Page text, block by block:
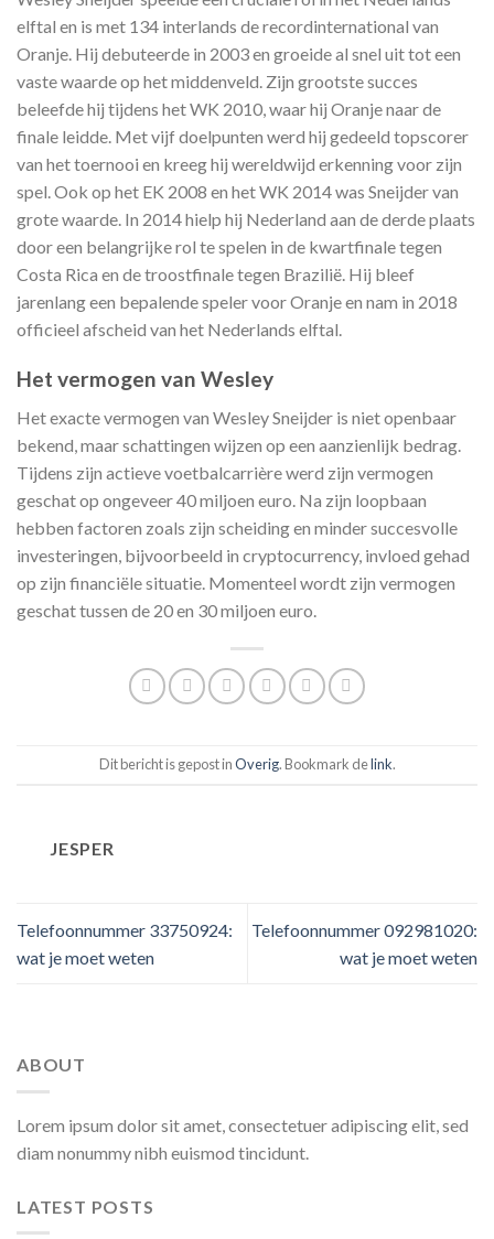
elftal en is met 134 interlands de recordinternational van
Oranje. Hij debuteerde in 2003 en groeide al snel uit tot een
vaste waarde op het middenveld. Zijn grootste succes
beleefde hij tijdens het WK 2010, waar hij Oranje naar de
finale leidde. Met vijf doelpunten werd hij gedeeld topscorer
van het toernooi en kreeg hij wereldwijd erkenning voor zijn
spel. Ook op het EK 2008 en het WK 2014 was Sneijder van
grote waarde. In 2014 hielp hij Nederland aan de derde plaats
door een belangrijke rol te spelen in de kwartfinale tegen
Costa Rica en de troostfinale tegen Brazilië. Hij bleef
jarenlang een bepalende speler voor Oranje en nam in 2018
officieel afscheid van het Nederlands elftal.
Het vermogen van Wesley
​Het exacte vermogen van Wesley Sneijder is niet openbaar
bekend, maar schattingen wijzen op een aanzienlijk bedrag.
Tijdens zijn actieve voetbalcarrière werd zijn vermogen
geschat op ongeveer 40 miljoen euro. Na zijn loopbaan
hebben factoren zoals zijn scheiding en minder succesvolle
investeringen, bijvoorbeeld in cryptocurrency, invloed gehad
op zijn financiële situatie. Momenteel wordt zijn vermogen
geschat tussen de 20 en 30 miljoen euro.
Dit bericht is gepost inOverig. Bookmark delink.
JESPER
Telefoonnummer 33750924:
wat je moet weten
Telefoonnummer 092981020:
wat je moet weten
ABOUT
Lorem ipsum dolor sit amet, consectetuer adipiscing elit, sed
diam nonummy nibh euismod tincidunt.
LATEST POSTS